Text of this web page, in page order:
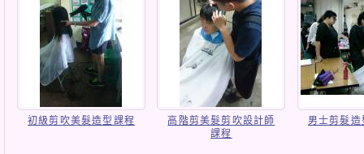
初級剪吹美髮造型課程
高階剪美髮剪吹設計師
課程
男士剪髮